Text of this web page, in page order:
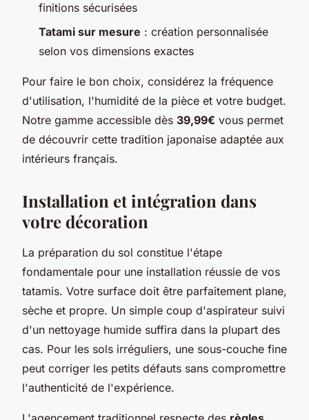
finitions sécurisées
Tatami sur mesure : création personnalisée
selon vos dimensions exactes
Pour faire le bon choix, considérez la fréquence
d'utilisation, l'humidité de la pièce et votre budget.
Notre gamme accessible dès 39,99€ vous permet
de découvrir cette tradition japonaise adaptée aux
intérieurs français.
Installation et intégration dans
votre décoration
La préparation du sol constitue l'étape
fondamentale pour une installation réussie de vos
tatamis. Votre surface doit être parfaitement plane,
sèche et propre. Un simple coup d'aspirateur suivi
d'un nettoyage humide suffira dans la plupart des
cas. Pour les sols irréguliers, une sous-couche fine
peut corriger les petits défauts sans compromettre
l'authenticité de l'expérience.